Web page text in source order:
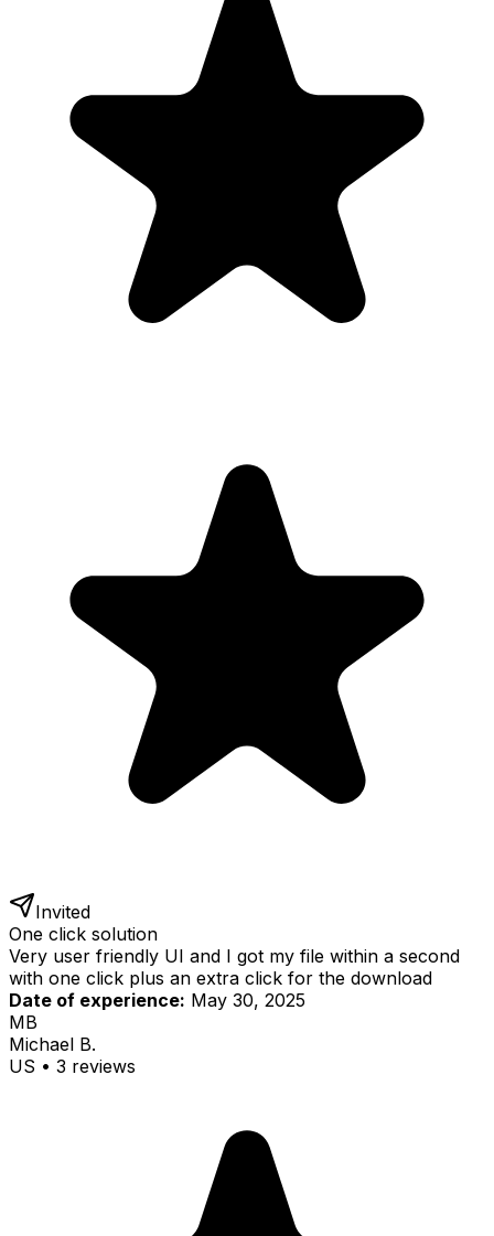
Invited
One click solution
Very user friendly UI and I got my file within a second
with one click plus an extra click for the download
Date of experience: May 30, 2025
MB
Michael B.
US • 3 reviews